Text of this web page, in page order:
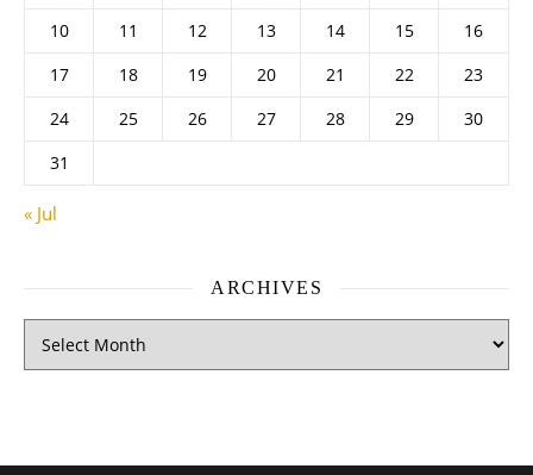
10
11 12 13 14 15
16
17
18 19 20 21 22
23
24
25 26 27 28 29
30
31
« Jul
ARCHIVES